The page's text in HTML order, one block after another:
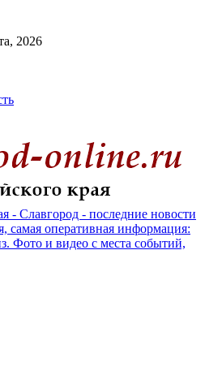
2026
- Славгород - последние новости
самая оперативная информация:
Фото и видео с места событий,